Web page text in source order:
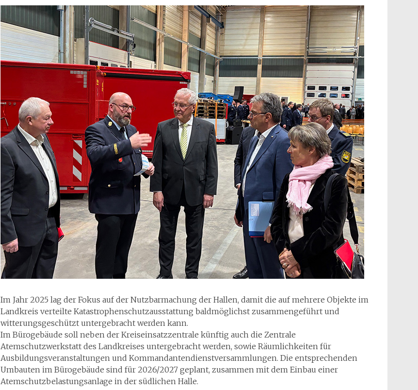
Im Jahr 2025 lag der Fokus auf der Nutzbarmachung der Hallen, damit die auf mehrere Objekte im
Landkreis verteilte Katastrophenschutzausstattung baldmöglichst zusammengeführt und
witterungsgeschützt untergebracht werden kann.
Im Bürogebäude soll neben der Kreiseinsatzzentrale künftig auch die Zentrale
Atemschutzwerkstatt des Landkreises untergebracht werden, sowie Räumlichkeiten für
Ausbildungsveranstaltungen und Kommandantendienstversammlungen. Die entsprechenden
Umbauten im Bürogebäude sind für 2026/2027 geplant, zusammen mit dem Einbau einer
Atemschutzbelastungsanlage in der südlichen Halle.